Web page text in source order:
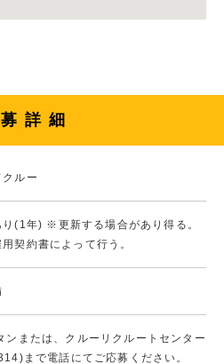
詳細
ルー
(1年) ※更新する場合があり得る。
契約書によって行う。
ンまたは、クルーリクルートセンター
まで電話にてご応募ください。